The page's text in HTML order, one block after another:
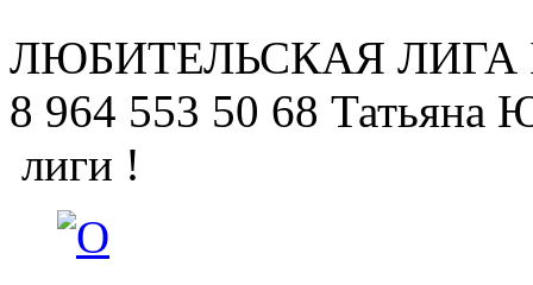
ЛЮБИТЕЛЬСКАЯ ЛИГА
8 964 553 50 68 Татьяна
лиги !